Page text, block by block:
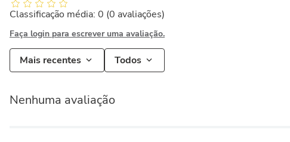
Classificação média: 0 (0 avaliações)
Faça login para escrever uma avaliação.
Mais recentes Todos
Nenhuma avaliação